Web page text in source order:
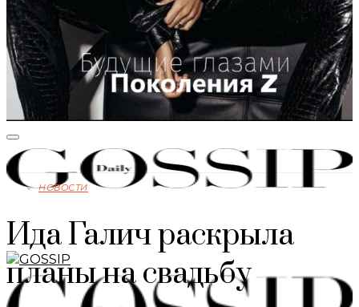
НОВОСТИ
Ида Галич раскрыла
планы на свадьбу